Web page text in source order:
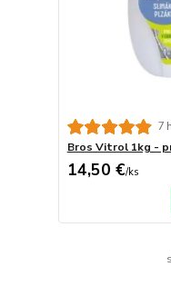
7
Bros Vitrol 1kg -
14,50 €/ks